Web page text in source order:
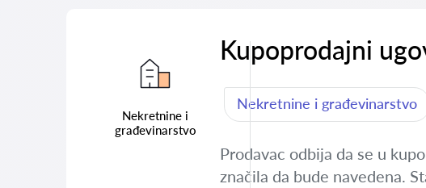
Nekretnine i
građevinarstvo
Kupoprodajni
Nekretnine i građevinarstvo
Prodavac odbija da se u
značila da bude navedena.